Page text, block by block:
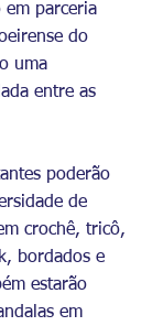
em parceria
do
uma
entre as
poderão
de
crochê, tricô,
bordados e
estarão
em